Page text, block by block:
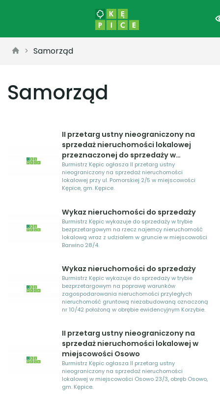
Samorząd
Samorząd
II przetarg ustny nieograniczony na
sprzedaż nieruchomości lokalowej
przeznaczonej do sprzedaży w
miejscowości Kępice.
Burmistrz Kępic ogłasza II przetarg ustny
nieograniczony na sprzedaż nieruchomości
lokalowej przy ul. Pomorskiej 2/5 w miejscowości
Kępice, gm. Kępice.
Wykaz nieruchomości do sprzedaży
Burmistrz Kępic wykazuje do sprzedaży w trybie
bezprzetargowym na rzecz najemcy nieruchomość
lokalową wraz z udziałem w gruncie w miejscowości
Barwino 28/4.
Wykaz nieruchomości do sprzedaży
Burmistrz Kępic wykazuje do sprzedaży w trybie
bezprzetargowym na poprawę warunków
zagospodarowania nieruchomości przyległych
nieruchomość gruntową niezabudowaną oznaczoną
nr 10/42 położoną w obrębie ewidencyjnym Korzybie.
II przetarg ustny nieograniczony na
sprzedaż nieruchomości lokalowej w
miejscowości Osowo
Burmistrz Kępic ogłasza II przetarg ustny
nieograniczony na sprzedaż nieruchomości
lokalowej w miejscowości Osowo 23/3, obręb Osowo,
gm. Kępice.